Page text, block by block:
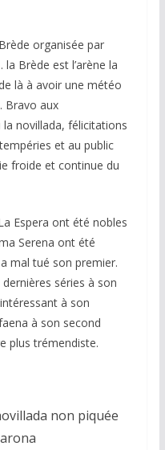
organisée par
la Brède est l’arène la
là à avoir une météo
Bravo aux
la novillada, félicitations
et au public
froide et continue du
Espera ont été nobles
Serena ont été
mal tué son premier.
séries à son
à son
à son second
plus trémendiste.
non piquée